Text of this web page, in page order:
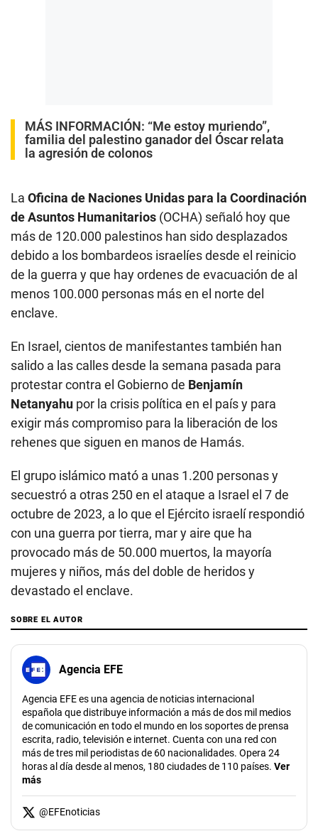
MÁS INFORMACIÓN: “Me estoy muriendo”,
familia del palestino ganador del Óscar relata
la agresión de colonos
La Oficina de Naciones Unidas para la Coordinación
de Asuntos Humanitarios (OCHA) señaló hoy que
más de 120.000 palestinos han sido desplazados
debido a los bombardeos israelíes desde el reinicio
de la guerra y que hay ordenes de evacuación de al
menos 100.000 personas más en el norte del
enclave.
En Israel, cientos de manifestantes también han
salido a las calles desde la semana pasada para
protestar contra el Gobierno de Benjamín
Netanyahu por la crisis política en el país y para
exigir más compromiso para la liberación de los
rehenes que siguen en manos de Hamás.
El grupo islámico mató a unas 1.200 personas y
secuestró a otras 250 en el ataque a Israel el 7 de
octubre de 2023, a lo que el Ejército israelí respondió
con una guerra por tierra, mar y aire que ha
provocado más de 50.000 muertos, la mayoría
mujeres y niños, más del doble de heridos y
devastado el enclave.
SOBRE EL AUTOR
Agencia EFE
Agencia EFE es una agencia de noticias internacional
española que distribuye información a más de dos mil medios
de comunicación en todo el mundo en los soportes de prensa
escrita, radio, televisión e internet. Cuenta con una red con
más de tres mil periodistas de 60 nacionalidades. Opera 24
horas al día desde al menos, 180 ciudades de 110 países. Ver
más
@EFEnoticias